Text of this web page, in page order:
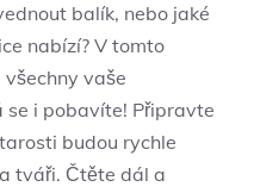
balík, nebo jaké
nabízí? V tomto
vaše
se i pobavíte! Připravte
budou rychle
tváři. Čtěte dál a